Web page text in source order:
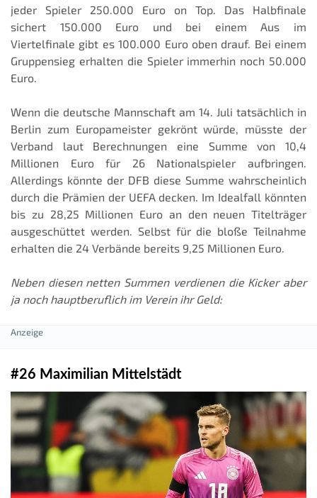
jeder Spieler 250.000 Euro on Top. Das Halbfinale
sichert 150.000 Euro und bei einem Aus im
Viertelfinale gibt es 100.000 Euro oben drauf. Bei einem
Gruppensieg erhalten die Spieler immerhin noch 50.000
Euro.
Wenn die deutsche Mannschaft am 14. Juli tatsächlich in
Berlin zum Europameister gekrönt würde, müsste der
Verband laut Berechnungen eine Summe von 10,4
Millionen Euro für 26 Nationalspieler aufbringen.
Allerdings könnte der DFB diese Summe wahrscheinlich
durch die Prämien der UEFA decken. Im Idealfall könnten
bis zu 28,25 Millionen Euro an den neuen Titelträger
ausgeschüttet werden. Selbst für die bloße Teilnahme
erhalten die 24 Verbände bereits 9,25 Millionen Euro.
Neben diesen netten Summen verdienen die Kicker aber
ja noch hauptberuflich im Verein ihr Geld:
#26 Maximilian Mittelstädt